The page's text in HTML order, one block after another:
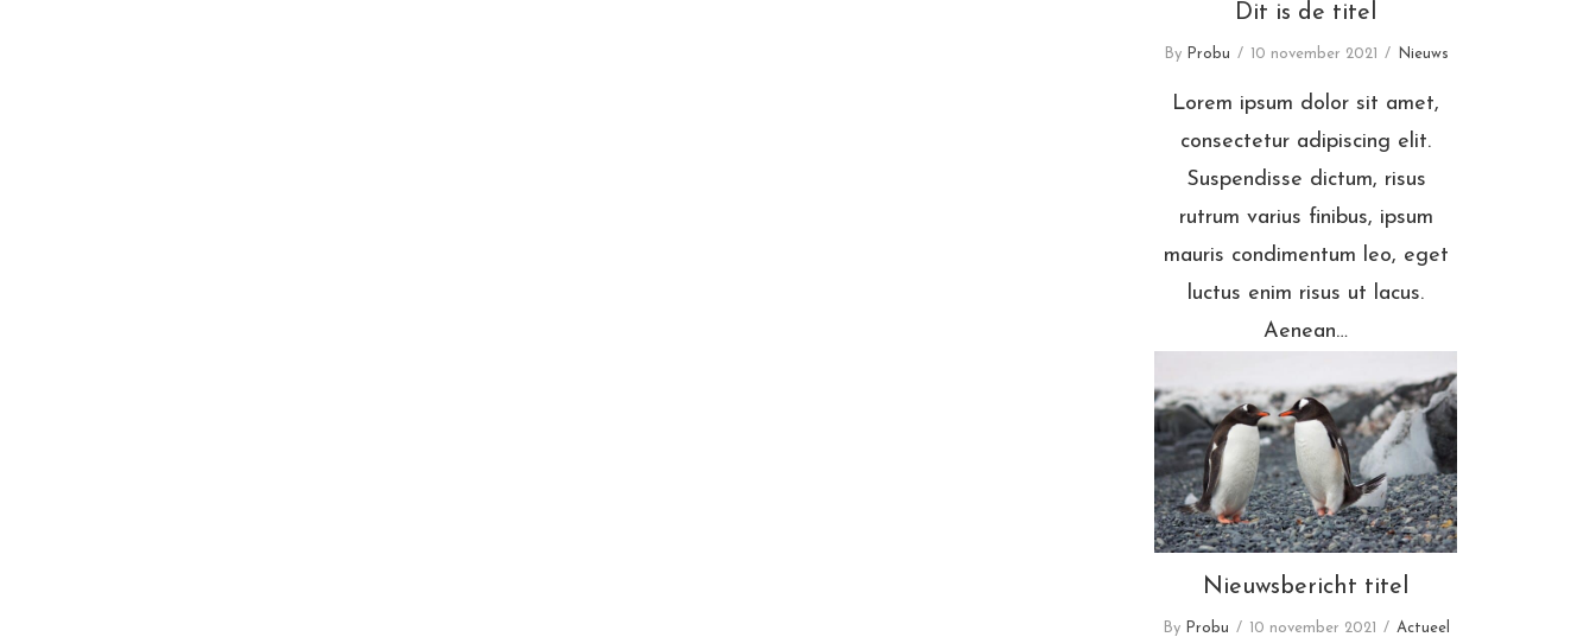
Dit is de titel
By Probu 10 november 2021 Nieuws
Lorem ipsum dolor sit amet,
consectetur adipiscing elit.
Suspendisse dictum, risus
rutrum varius finibus, ipsum
mauris condimentum leo, eget
luctus enim risus ut lacus.
Aenean…
Nieuwsbericht titel
Nieuwsbericht titel
By Probu 10 november 2021 Actueel